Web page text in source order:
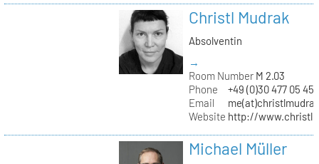
Christl Mudrak
Absolventin
→
Room NumberM 2.03
Phone
+49 (0)30 477 05
Email
Website http://
Michael Müller